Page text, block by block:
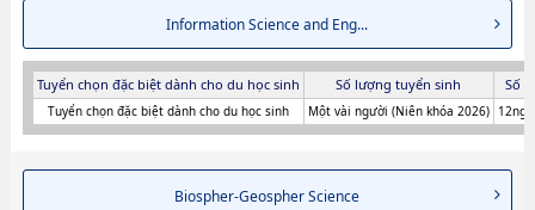
Information Science and Eng...
Tuyển chọn đặc biệt dành cho du học sinh Số lượng tuyển sinh Số
Tuyển chọn đặc biệt dành cho du học sinh Một vài người (Niên khóa 2026)
Biospher-Geospher Science